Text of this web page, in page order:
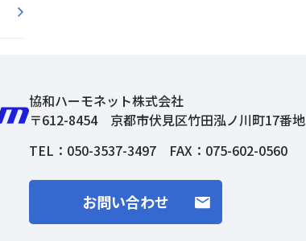
協和ハーモネット株式会社
〒612-8454 京都市伏見区竹田泓ノ川町17番地
TEL： 050-3537-3497 FAX：075-602-0560
お問い合わせ